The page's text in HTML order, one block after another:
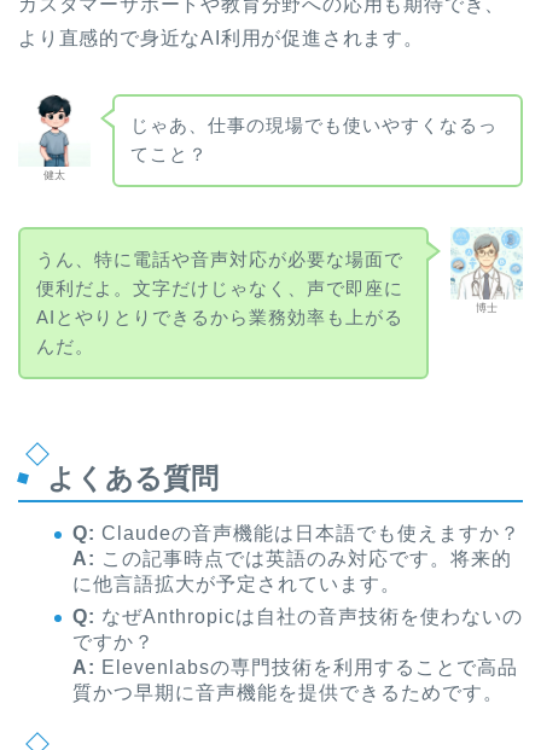
より直感的で身近なAI利用が促進されます。
健太
じゃあ、仕事の現場でも使いやすくなるっ
てこと？
博士
うん、特に電話や音声対応が必要な場面で
便利だよ。文字だけじゃなく、声で即座に
AIとやりとりできるから業務効率も上がる
んだ。
よくある質問
Q: Claudeの音声機能は日本語でも使えますか？
A: この記事時点では英語のみ対応です。将来的
に他言語拡大が予定されています。
Q: なぜAnthropicは自社の音声技術を使わないの
ですか？
A: Elevenlabsの専門技術を利用することで高品
質かつ早期に音声機能を提供できるためです。